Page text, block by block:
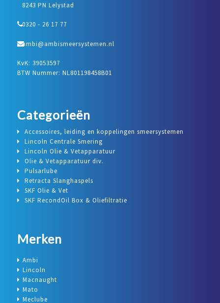
8243 PN Lelystad
0320 - 26 17 77
ambi@ambismeersystemen.nl
KvK: 39053597
BTW Nummer: NL801198458B01
Categorieën
Accessoires, leiding en koppelingen smeersystemen
Lincoln Centrale Smering
Lincoln Olie & Vetapparatuur
Olie & Vetapparatuur div.
Pulsarlube
Retracta Slanghaspels
SKF Olie & Vet
SKF RecondOil Box & Oliefiltratie
Merken
Ambi
Lincoln
Macnaught
Mato
Meclube